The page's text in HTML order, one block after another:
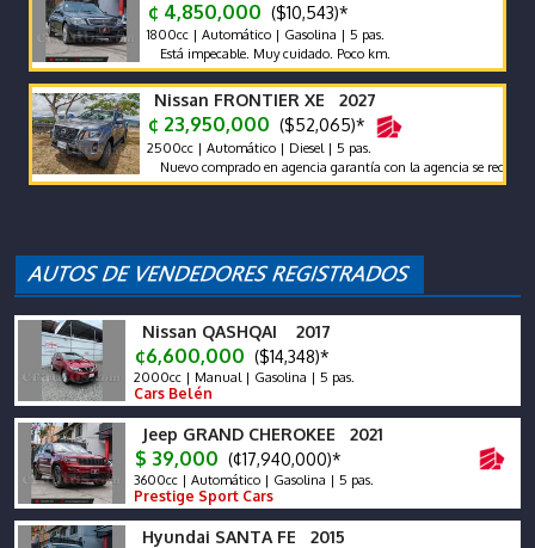
¢ 4,850,000 ($10,543)*
1800cc | Automático | Gasolina | 5 pas.
Está impecable. Muy cuidado. Poco km.
Nissan FRONTIER XE 2027
¢ 23,950,000 ($52,065)*
2500cc | Automático | Diesel | 5 pas.
Nuevo comprado en agencia garantía con la agencia se recibe y se
Nissan QASHQAI 2017
¢6,600,000 ($14,348)*
2000cc | Manual | Gasolina | 5 pas.
Cars Belén
Jeep GRAND CHEROKEE 2021
$ 39,000 (¢17,940,000)*
3600cc | Automático | Gasolina | 5 pas.
Prestige Sport Cars
Hyundai SANTA FE 2015